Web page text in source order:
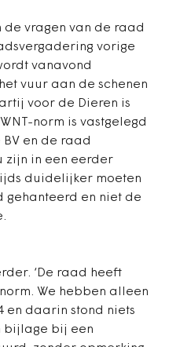
de vragen van de raad
vorige
vanavond
vuur aan de schenen
voor de Dieren is
norm is vastgelegd
en de raad
zijn in een eerder
duidelijker moeten
gehanteerd en niet de
‘De raad heeft
We hebben alleen
en daarin stond niets
bijlage bij een